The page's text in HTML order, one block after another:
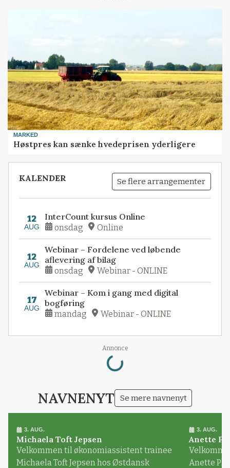
MARKED
Høstpres kan sænke hvedeprisen yderligere
KALENDER Se flere arrangementer
12
AUG
InterCount kursus Online
onsdag Online
12
AUG
Webinar – Fordelene ved løbende
aflevering af bilag
onsdag Webinar - ONLINE
17
AUG
Webinar – Kom i gang med digital
bogføring
mandag Webinar - ONLINE
Annonce
Loading...
NAVNENYT Se mere navnenyt
3. AUG.
Michaela Toft Jepsen
Velkommen til økonomiassistent trainee
Michaela Toft Jepsen hos Østdansk
3. AUG.
Anette
Anette